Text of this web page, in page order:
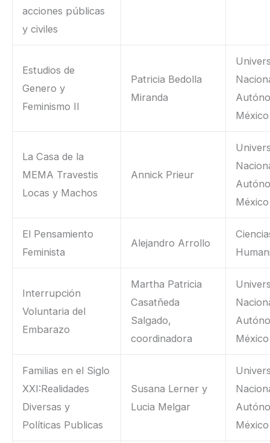
acciones públicas
y civiles
Estudios de
Genero y
Feminismo II
Patricia Bedolla
Miranda
México
La Casa de la
MEMA Travestis
Locas y Machos
Annick Prieur
México
El Pensamiento
Feminista
Alejandro Arrollo
Interrupción
Voluntaria del
Embarazo
Martha Patricia
Casatñeda
Salgado,
coordinadora
México
Familias en el Siglo
XXI:Realidades
Diversas y
Políticas Publicas
Susana Lerner y
Lucia Melgar
México